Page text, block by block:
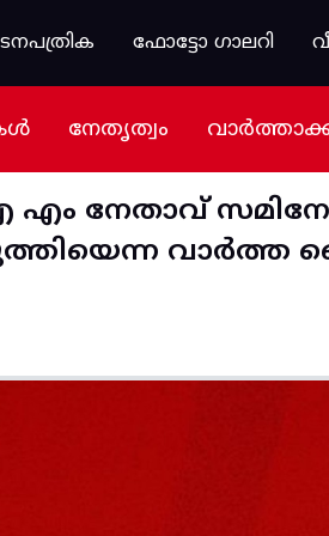
ഫോട്ടോ ഗാലറി
നേതൃത്വം
നേതാവ്
വാർത്ത